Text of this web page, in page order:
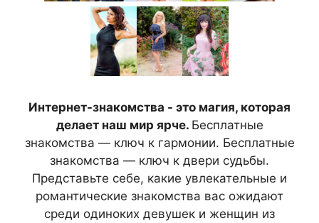
Интернет-знакомства - это магия, которая
делает наш мир ярче. Бесплатные
знакомства — ключ к гармонии. Бесплатные
знакомства — ключ к двери судьбы.
Представьте себе, какие увлекательные и
романтические знакомства вас ожидают
среди одиноких девушек и женщин из